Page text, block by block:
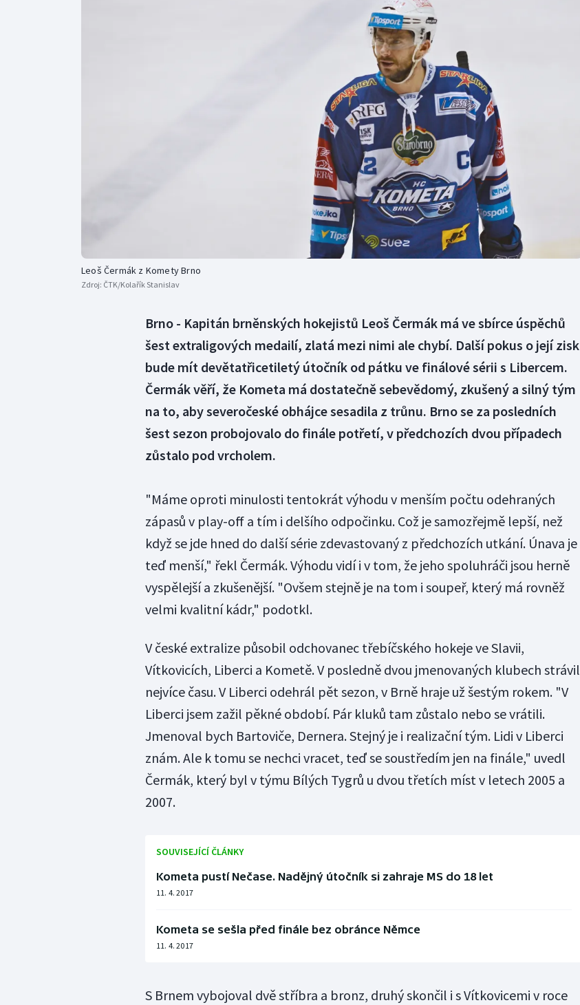
Moderní pětiboj
Motorsport
Olympijské hry
Parasport
Plavání
Plážový volejbal
Leoš Čermák z Komety Brno
Zdroj: ČTK/Kolařík Stanislav
Brno - Kapitán brněnských hokejistů Leoš Čermák má ve sbírce úspěchů
šest extraligových medailí, zlatá mezi nimi ale chybí. Další pokus o její zisk
bude mít devětatřicetiletý útočník od pátku ve finálové sérii s Libercem.
Čermák věří, že Kometa má dostatečně sebevědomý, zkušený a silný tým
na to, aby severočeské obhájce sesadila z trůnu. Brno se za posledních
šest sezon probojovalo do finále potřetí, v předchozích dvou případech
zůstalo pod vrcholem.
"Máme oproti minulosti tentokrát výhodu v menším počtu odehraných
zápasů v play-off a tím i delšího odpočinku. Což je samozřejmě lepší, než
když se jde hned do další série zdevastovaný z předchozích utkání. Únava je
teď menší," řekl Čermák. Výhodu vidí i v tom, že jeho spoluhráči jsou herně
vyspělejší a zkušenější. "Ovšem stejně je na tom i soupeř, který má rovněž
velmi kvalitní kádr," podotkl.
V české extralize působil odchovanec třebíčského hokeje ve Slavii,
Vítkovicích, Liberci a Kometě. V posledně dvou jmenovaných klubech strávil
nejvíce času. V Liberci odehrál pět sezon, v Brně hraje už šestým rokem. "V
Liberci jsem zažil pěkné období. Pár kluků tam zůstalo nebo se vrátili.
Jmenoval bych Bartoviče, Dernera. Stejný je i realizační tým. Lidi v Liberci
znám. Ale k tomu se nechci vracet, teď se soustředím jen na finále," uvedl
Čermák, který byl v týmu Bílých Tygrů u dvou třetích míst v letech 2005 a
2007.
SOUVISEJÍCÍ ČLÁNKY
Kometa pustí Nečase. Nadějný útočník si zahraje MS do 18 let
11. 4. 2017
Kometa se sešla před finále bez obránce Němce
11. 4. 2017
S Brnem vybojoval dvě stříbra a bronz, druhý skončil i s Vítkovicemi v roce